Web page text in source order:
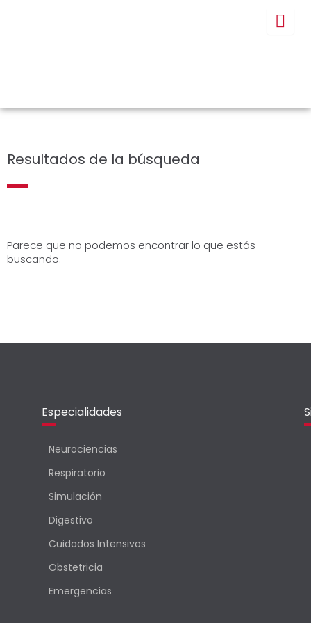
Resultados de la búsqueda
Parece que no podemos encontrar lo que estás
buscando.
Especialidades
Neurociencias
Respiratorio
Simulación
Digestivo
Cuidados Intensivos
Obstetricia
Emergencias